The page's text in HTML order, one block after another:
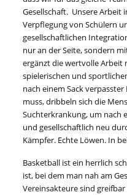
Gesellschaft. Unsere Arbeit
Verpflegung von Schülern
gesellschaftlichen
nur an der Seite, sondern
ergänzt die wertvolle
spielerischen und
nach einem Sack
muss, dribbeln sich die
Suchterkrankung, um nach
und gesellschaftlich neu
Kämpfer. Echte Löwen. In
Basketball ist ein herrlich
ist, bei dem man nah am
Vereinsakteure sind